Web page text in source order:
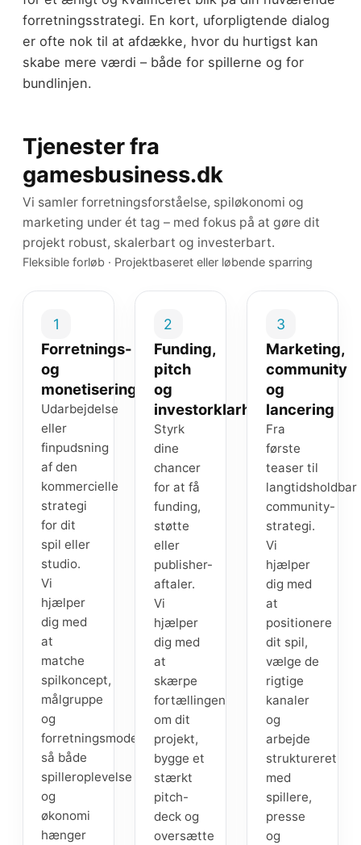
forretningsstrategi. En kort, uforpligtende dialog
er ofte nok til at afdække, hvor du hurtigst kan
skabe mere værdi – både for spillerne og for
bundlinjen.
Tjenester fra
gamesbusiness.dk
Vi samler forretningsforståelse, spiløkonomi og
marketing under ét tag – med fokus på at gøre dit
projekt robust, skalerbart og investerbart.
Fleksible forløb · Projektbaseret eller løbende sparring
1
Forretnings-
og
monetiseringsstrategi
Udarbejdelse
eller
finpudsning
af den
kommercielle
strategi
for dit
spil eller
studio.
Vi
hjælper
dig med
at
matche
spilkoncept,
målgruppe
og
forretningsmodel,
så både
spilleroplevelse
og
økonomi
hænger
2
Funding,
pitch
og
investorklarhed
Styrk
dine
chancer
for at få
funding,
støtte
eller
publisher-
aftaler.
Vi
hjælper
dig med
at
skærpe
fortællingen
om dit
projekt,
bygge et
stærkt
pitch-
deck og
oversætte
3
Marketing,
community
og
lancering
Fra
første
teaser til
langtidsholdbar
community-
strategi.
Vi
hjælper
dig med
at
positionere
dit spil,
vælge de
rigtige
kanaler
og
arbejde
struktureret
med
spillere,
presse
og